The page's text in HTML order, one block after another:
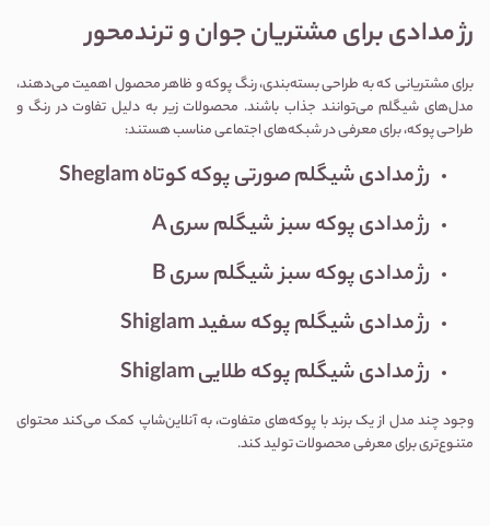
رژ مدادی برای مشتریان جوان و ترندمحور
برای مشتریانی که به طراحی بسته‌بندی، رنگ پوکه و ظاهر محصول اهمیت می‌دهند،
مدل‌های شیگلم می‌توانند جذاب باشند. محصولات زیر به دلیل تفاوت در رنگ و
طراحی پوکه، برای معرفی در شبکه‌های اجتماعی مناسب هستند:
رژ مدادی شیگلم صورتی پوکه کوتاه Sheglam
رژ مدادی پوکه سبز شیگلم سری A
رژ مدادی پوکه سبز شیگلم سری B
رژ مدادی شیگلم پوکه سفید Shiglam
رژ مدادی شیگلم پوکه طلایی Shiglam
وجود چند مدل از یک برند با پوکه‌های متفاوت، به آنلاین‌شاپ کمک می‌کند محتوای
متنوع‌تری برای معرفی محصولات تولید کند.